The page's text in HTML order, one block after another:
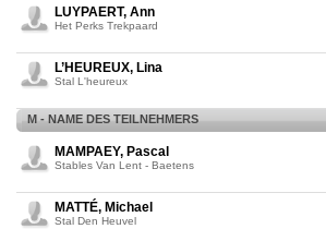
LUYPAERT, Ann
Het Perks Trekpaard
L’HEUREUX, Lina
Stal L'heureux
M - NAME DES TEILNEHMERS
MAMPAEY, Pascal
Stables Van Lent - Baetens
MATTÉ, Michael
Stal Den Heuvel